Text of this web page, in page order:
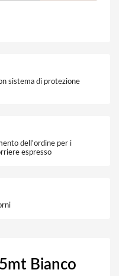
sistema di protezione
dell'ordine per i
espresso
Bianco